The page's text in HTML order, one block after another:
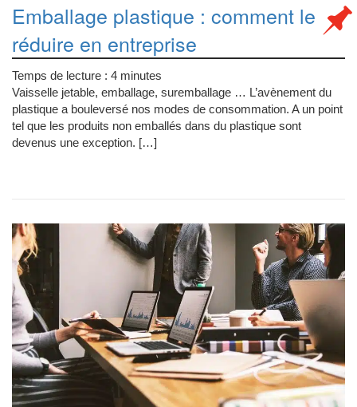
Emballage plastique : comment le
réduire en entreprise
Temps de lecture : 4 minutes
Vaisselle jetable, emballage, suremballage … L’avènement du
plastique a bouleversé nos modes de consommation. A un point
tel que les produits non emballés dans du plastique sont
devenus une exception. […]